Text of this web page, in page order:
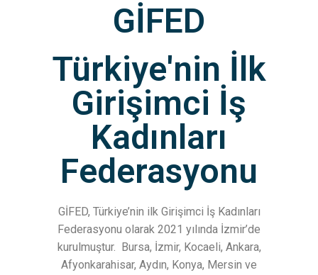
GİFED
Türkiye'nin İlk
Girişimci İş
Kadınları
Federasyonu
GİFED, Türkiye’nin ilk Girişimci İş Kadınları
Federasyonu olarak 2021 yılında İzmir’de
kurulmuştur. Bursa, İzmir, Kocaeli, Ankara,
Afyonkarahisar, Aydın, Konya, Mersin ve